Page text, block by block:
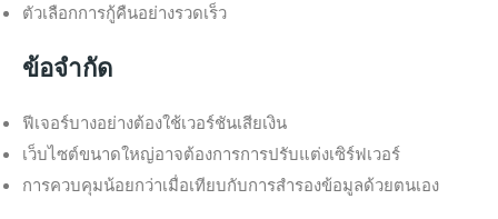
ตัวเลือกการกู้คืนอย่างรวดเร็ว
ข้อจำกัด
ฟีเจอร์บางอย่างต้องใช้เวอร์ชันเสียเงิน
เว็บไซต์ขนาดใหญ่อาจต้องการการปรับแต่งเซิร์ฟเวอร์
การควบคุมน้อยกว่าเมื่อเทียบกับการสำรองข้อมูลด้วยตนเอง